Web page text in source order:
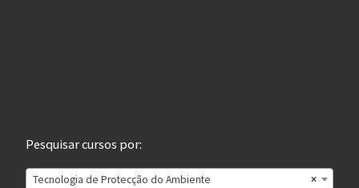
Pesquisar cursos por:
×
Tecnologia de Protecção do Ambiente